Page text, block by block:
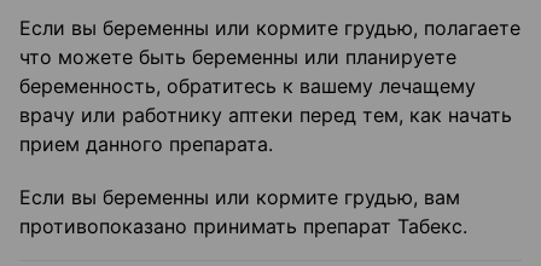
Если вы беременны или кормите грудью, полагаете
что можете быть беременны или планируете
беременность, обратитесь к вашему лечащему
врачу или работнику аптеки перед тем, как начать
прием данного препарата.
Если вы беременны или кормите грудью, вам
противопоказано принимать препарат Табекс.